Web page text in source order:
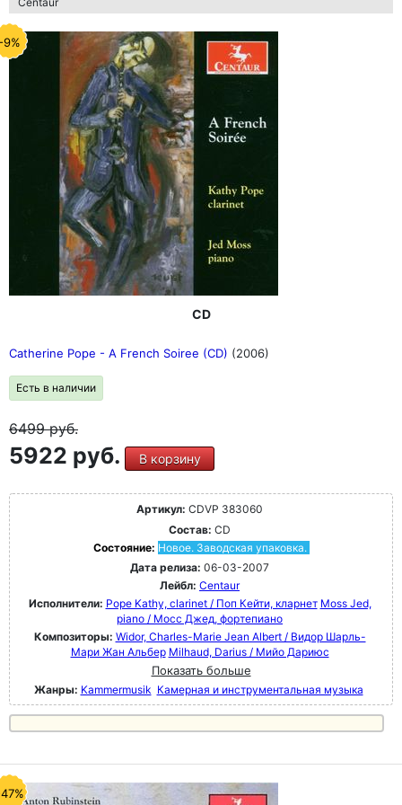
9%
CD
Catherine Pope - A French Soiree (CD) (2006)
Есть в наличии
6499руб.
5922 руб. В корзину
Артикул: CDVP 383060
Состав: CD
Состояние: Новое. Заводская упаковка.
Дата релиза: 06-03-2007
Лейбл: Centaur
Исполнители: Pope Kathy, clarinet / Поп Кейти, кларнет Moss Jed,
piano / Мосс Джед, фортепиано
Композиторы: Widor, Charles-Marie Jean Albert / Видор Шарль-
Мари Жан Альбер Milhaud, Darius / Мийо Дариюс
Показать больше
Жанры: Kammermusik Камерная и инструментальная музыка